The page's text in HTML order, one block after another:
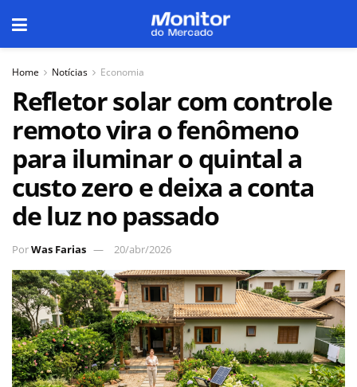
Home Notícias Economia
Refletor solar com controle
remoto vira o fenômeno
para iluminar o quintal a
custo zero e deixa a conta
de luz no passado
PorWas Farias 20/abr/2026